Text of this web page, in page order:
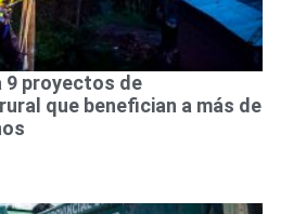
9 proyectos de
que benefician a más de